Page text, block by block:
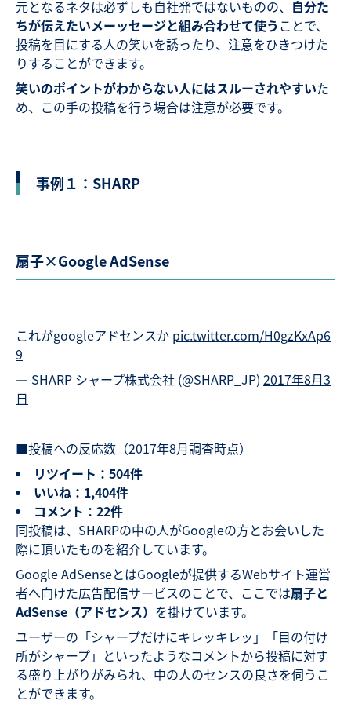
元となるネタは必ずしも自社発ではないものの、 自分た
ちが伝えたいメーッセージと組み合わせて使うことで、
投稿を目にする人の笑いを誘ったり、注意をひきつけた
りすることができます。
笑いのポイントがわからない人にはスルーされやすいた
め、この手の投稿を行う場合は注意が必要です。
事例１：SHARP
扇子×Google AdSense
これがgoogleアドセンスか pic.twitter.com/H0gzKxAp6
9
— SHARP シャープ株式会社 (@SHARP_JP) 2017年8月3
日
■投稿への反応数（2017年8月調査時点）
リツイート：504件
いいね：1,404件
コメント：22件
同投稿は、SHARPの中の人がGoogleの方とお会いした
際に頂いたものを紹介しています。
Google AdSenseとはGoogleが提供するWebサイト運営
者へ向けた広告配信サービスのことで、ここでは扇子と
AdSense（アドセンス） を掛けています。
ユーザーの「シャープだけにキレッキレッ」「目の付け
所がシャープ」といったようなコメントから投稿に対す
る盛り上がりがみられ、中の人のセンスの良さを伺うこ
とができます。